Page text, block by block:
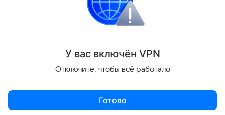
У вас включён VPN
Отключите, чтобы всё работало
Готово